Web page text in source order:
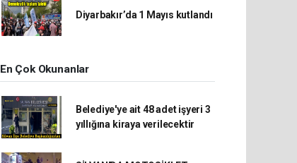
Diyarbakır’da 1 Mayıs kutlandı
En Çok Okunanlar
Belediye'ye ait 48 adet işyeri 3
yıllığına kiraya verilecektir